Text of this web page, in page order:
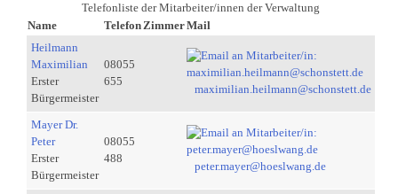
Telefonliste der Mitarbeiter/innen der Verwaltung
Name
Telefon ZimmerMail
Heilmann
Maximilian
Erster
Bürgermeister
08055
655
maximilian.heilmann@schonstett.de
Mayer Dr.
Peter
Erster
Bürgermeister
08055
488
peter.mayer@hoeslwang.de